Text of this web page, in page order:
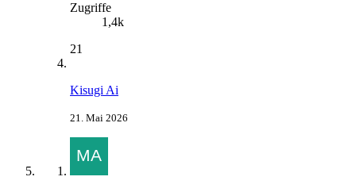
Zugriffe
1,4k
21
Kisugi Ai
21. Mai 2026